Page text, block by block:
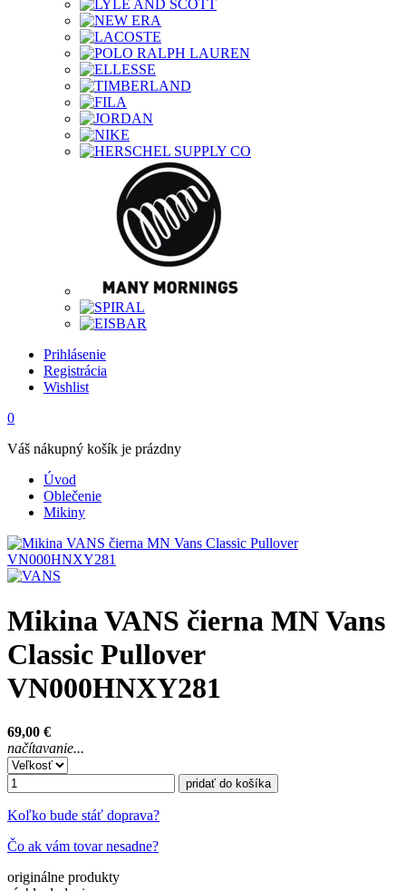
Prihlásenie
Registrácia
Wishlist
0
Váš nákupný košík je prázdny
Úvod
Oblečenie
Mikiny
Mikina VANS čierna MN Vans
Classic Pullover
VN000HNXY281
69,00 €
načítavanie...
pridať do košíka
Koľko bude stáť doprava?
Čo ak vám tovar nesadne?
originálne produkty